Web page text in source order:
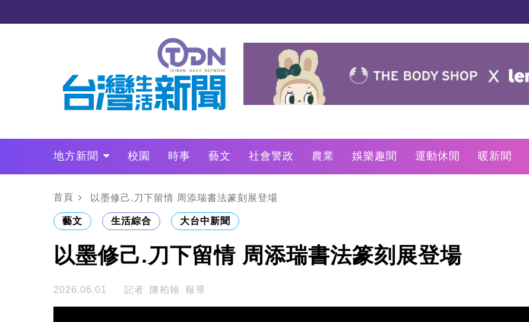
地方新聞 校園 時事 藝文 社會警政 農業 娛樂趣聞 運動休閒 暖新聞
政治
財經 LO叩敲敲門
首頁 以墨修己.刀下留情 周添瑞書法篆刻展登場
藝文 生活綜合 大台中新聞
以墨修己.刀下留情 周添瑞書法篆刻展登場
2026.06.01 記者 陳柏翰 報導